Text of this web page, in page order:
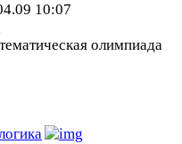
10:07
олимпиада